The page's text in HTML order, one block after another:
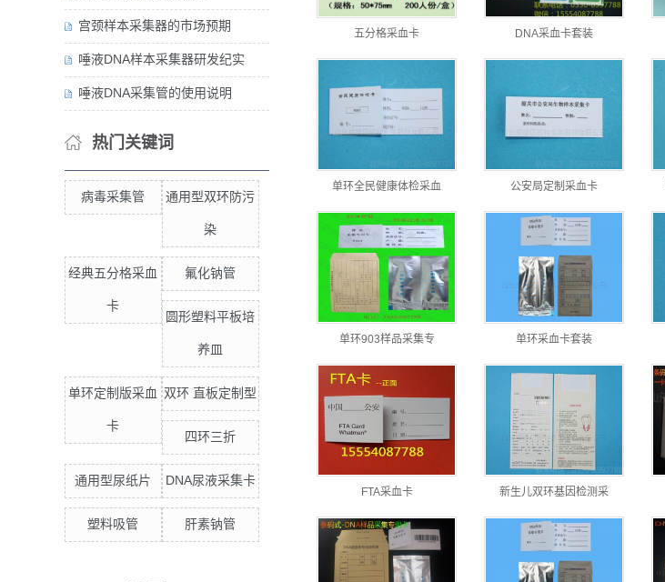
宫颈样本采集器的市场预期
唾液DNA样本采集器研发纪实
唾液DNA采集管的使用说明
热门关键词
病毒采集管 通用型双环防污
染
经典五分格采血
卡
氟化钠管
圆形塑料平板培
养皿
单环定制版采血
卡
双环 直板定制型
四环三折
通用型尿纸片 DNA尿液采集卡
塑料吸管 肝素钠管
五分格采血卡 DNA采血卡套装
单环全民健康体检采血 公安局定制采血卡
单环903样品采集专 单环采血卡套装
FTA采血卡 新生儿双环基因检测采